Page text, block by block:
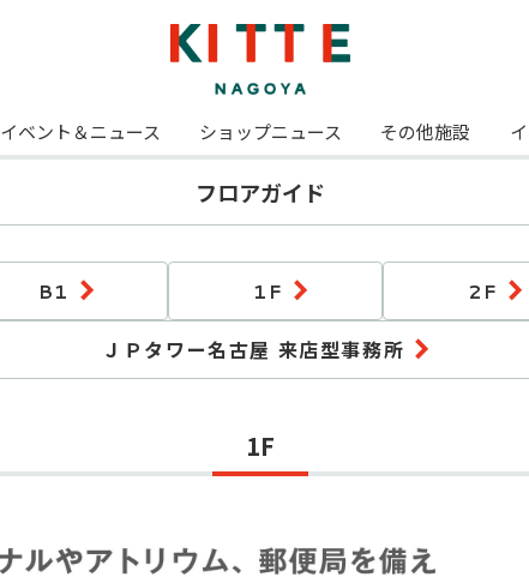
イベント＆ニュース ショップニュース その他施設
フロアガイド
B1 1F 2F
ＪＰタワー名古屋 来店型事務所
1F